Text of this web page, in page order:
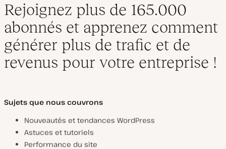
Rejoignez plus de 165.000
abonnés et apprenez comment
générer plus de trafic et de
revenus pour votre entreprise !
Sujets que nous couvrons
Nouveautés et tendances WordPress
Astuces et tutoriels
Performance du site